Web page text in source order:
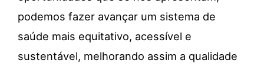
podemos fazer avançar um sistema de
saúde mais equitativo, acessível e
sustentável, melhorando assim a qualidade